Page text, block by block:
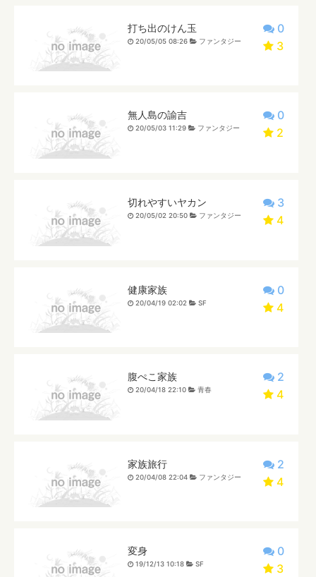
0
3
打ち出のけん玉
20/05/05 08:26 ファンタジー
0
2
無人島の諭吉
20/05/03 11:29 ファンタジー
3
4
切れやすいヤカン
20/05/02 20:50 ファンタジー
0
4
健康家族
20/04/19 02:02 SF
2
4
腹ぺこ家族
20/04/18 22:10 青春
2
4
家族旅行
20/04/08 22:04 ファンタジー
0
3
変身
19/12/13 10:18 SF